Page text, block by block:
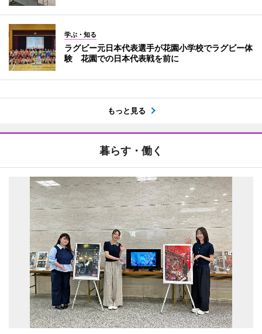
学ぶ・知る
ラグビー元日本代表選手が花園小学校でラグビー体
験 花園での日本代表戦を前に
もっと見る
暮らす・働く